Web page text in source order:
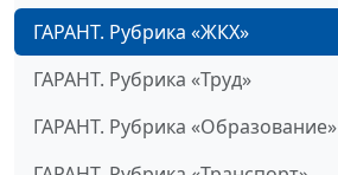
ГАРАНТ. Рубрика «ЖКХ»
ГАРАНТ. Рубрика «Труд»
ГАРАНТ. Рубрика «Образование»